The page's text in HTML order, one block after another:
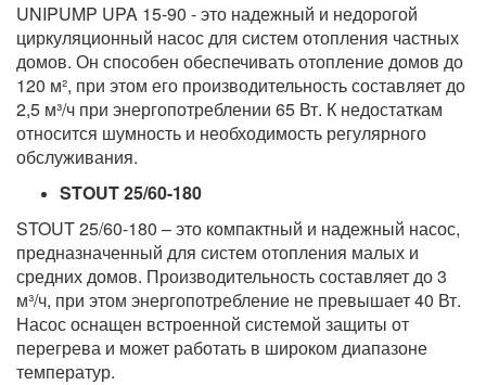
UNIPUMP UPA 15-90 - это надежный и недорогой
циркуляционный насос для систем отопления частных
домов. Он способен обеспечивать отопление домов до
120 м², при этом его производительность составляет до
2,5 м³/ч при энергопотреблении 65 Вт. К недостаткам
относится шумность и необходимость регулярного
обслуживания.
STOUT 25/60-180
STOUT 25/60-180 – это компактный и надежный насос,
предназначенный для систем отопления малых и
средних домов. Производительность составляет до 3
м³/ч, при этом энергопотребление не превышает 40 Вт.
Насос оснащен встроенной системой защиты от
перегрева и может работать в широком диапазоне
температур.